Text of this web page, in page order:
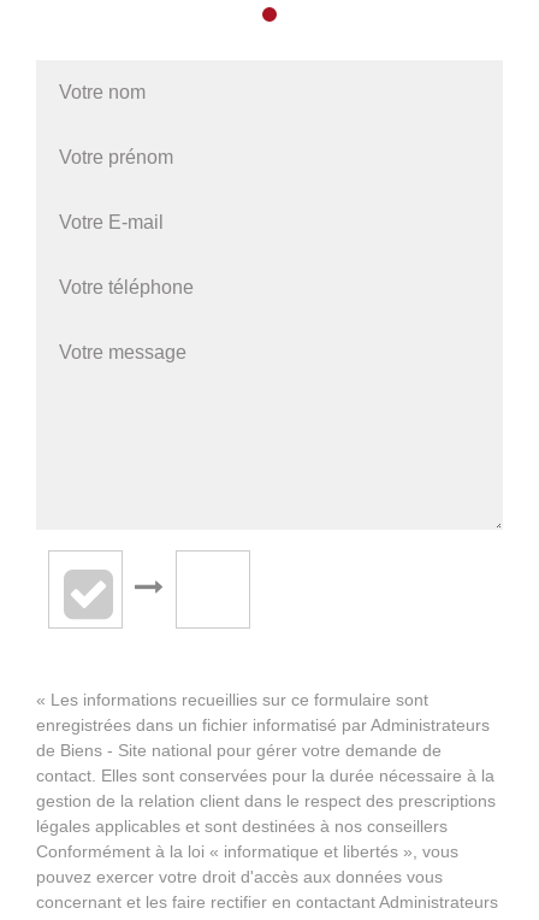
« Les informations recueillies sur ce formulaire sont
enregistrées dans un fichier informatisé par Administrateurs
de Biens - Site national pour gérer votre demande de
contact. Elles sont conservées pour la durée nécessaire à la
gestion de la relation client dans le respect des prescriptions
légales applicables et sont destinées à nos conseillers
Conformément à la loi « informatique et libertés », vous
pouvez exercer votre droit d'accès aux données vous
concernant et les faire rectifier en contactant Administrateurs